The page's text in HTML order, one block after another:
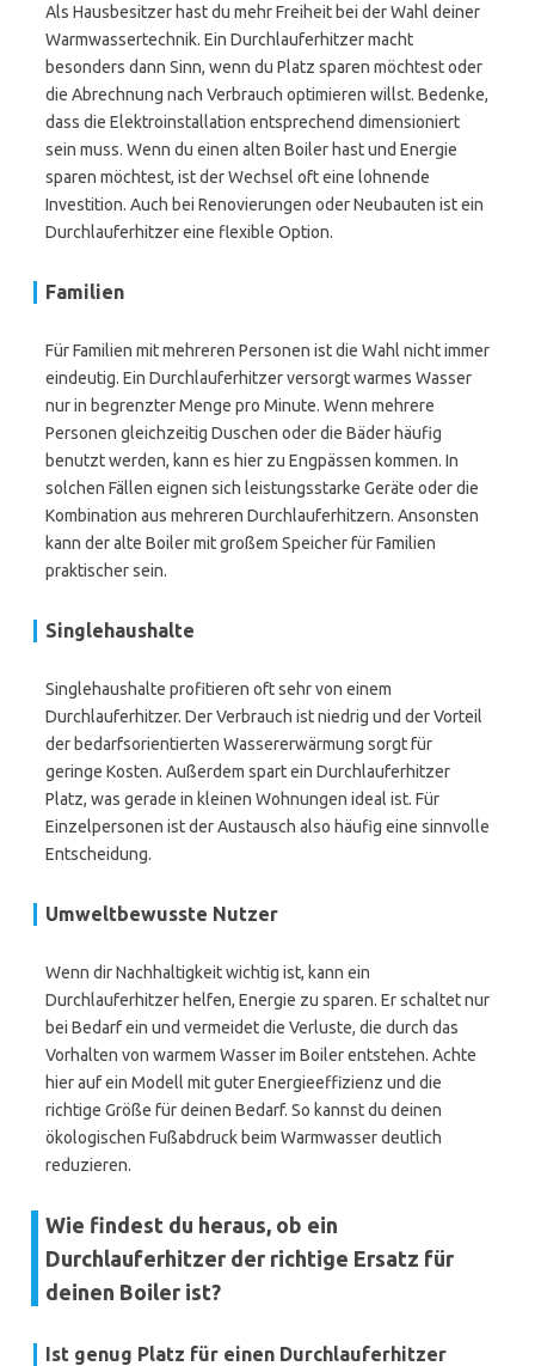
Als Hausbesitzer hast du mehr Freiheit bei der Wahl deiner
Warmwassertechnik. Ein Durchlauferhitzer macht
besonders dann Sinn, wenn du Platz sparen möchtest oder
die Abrechnung nach Verbrauch optimieren willst. Bedenke,
dass die Elektroinstallation entsprechend dimensioniert
sein muss. Wenn du einen alten Boiler hast und Energie
sparen möchtest, ist der Wechsel oft eine lohnende
Investition. Auch bei Renovierungen oder Neubauten ist ein
Durchlauferhitzer eine flexible Option.
Familien
Für Familien mit mehreren Personen ist die Wahl nicht immer
eindeutig. Ein Durchlauferhitzer versorgt warmes Wasser
nur in begrenzter Menge pro Minute. Wenn mehrere
Personen gleichzeitig Duschen oder die Bäder häufig
benutzt werden, kann es hier zu Engpässen kommen. In
solchen Fällen eignen sich leistungsstarke Geräte oder die
Kombination aus mehreren Durchlauferhitzern. Ansonsten
kann der alte Boiler mit großem Speicher für Familien
praktischer sein.
Singlehaushalte
Singlehaushalte profitieren oft sehr von einem
Durchlauferhitzer. Der Verbrauch ist niedrig und der Vorteil
der bedarfsorientierten Wassererwärmung sorgt für
geringe Kosten. Außerdem spart ein Durchlauferhitzer
Platz, was gerade in kleinen Wohnungen ideal ist. Für
Einzelpersonen ist der Austausch also häufig eine sinnvolle
Entscheidung.
Umweltbewusste Nutzer
Wenn dir Nachhaltigkeit wichtig ist, kann ein
Durchlauferhitzer helfen, Energie zu sparen. Er schaltet nur
bei Bedarf ein und vermeidet die Verluste, die durch das
Vorhalten von warmem Wasser im Boiler entstehen. Achte
hier auf ein Modell mit guter Energieeffizienz und die
richtige Größe für deinen Bedarf. So kannst du deinen
ökologischen Fußabdruck beim Warmwasser deutlich
reduzieren.
Wie findest du heraus, ob ein
Durchlauferhitzer der richtige Ersatz für
deinen Boiler ist?
Ist genug Platz für einen Durchlauferhitzer